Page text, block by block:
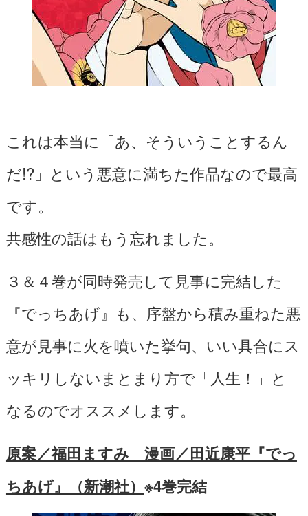
これは本当に「あ、そういうことするん
だ!?」という悪意に満ちた作品なので最高
です。
共感性の話はもう忘れました。
３＆４巻が同時発売して見事に完結した
『でっちあげ』も、序盤から積み重ねた悪
意が見事に火を噴いた挙句、いい具合にス
ッキリしないまとまり方で「人生！」と
なるのでオススメします。
原案／福田ますみ 漫画／田近康平『でっ
ちあげ』（新潮社） ※4巻完結